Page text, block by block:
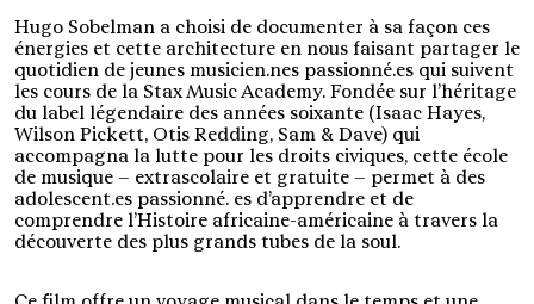
Hugo Sobelman a choisi de documenter à sa façon ces
énergies et cette architecture en nous faisant partager le
quotidien de jeunes musicien.nes passionné.es qui suivent
les cours de la Stax Music Academy. Fondée sur l’héritage
du label légendaire des années soixante (Isaac Hayes,
Wilson Pickett, Otis Redding, Sam & Dave) qui
accompagna la lutte pour les droits civiques, cette école
de musique – extrascolaire et gratuite – permet à des
adolescent.es passionné. es d’apprendre et de
comprendre l’Histoire africaine-américaine à travers la
découverte des plus grands tubes de la soul.